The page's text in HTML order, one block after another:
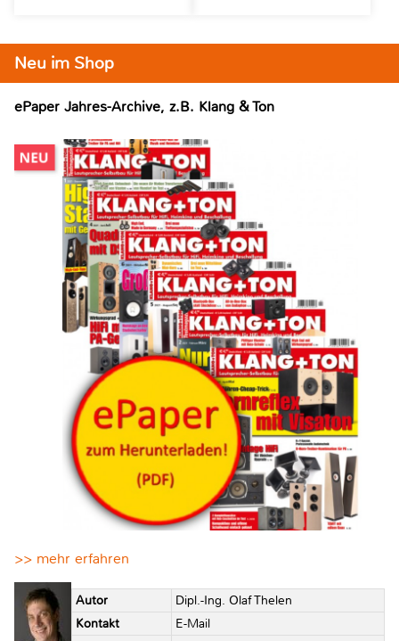
Neu im Shop
ePaper Jahres-Archive, z.B. Klang & Ton
>> mehr erfahren
Autor
Dipl.-Ing. Olaf Thelen
Kontakt
E-Mail